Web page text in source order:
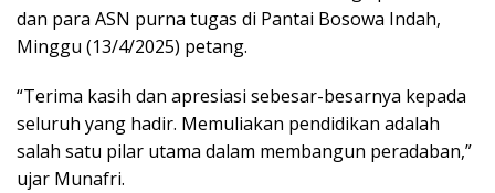
dan para ASN purna tugas di Pantai Bosowa Indah,
Minggu (13/4/2025) petang.
“Terima kasih dan apresiasi sebesar-besarnya kepada
seluruh yang hadir. Memuliakan pendidikan adalah
salah satu pilar utama dalam membangun peradaban,”
ujar Munafri.